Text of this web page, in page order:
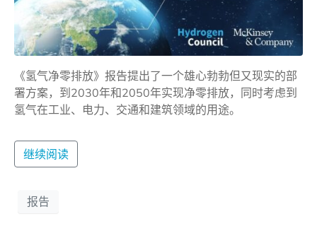
《氢气净零排放》报告提出了一个雄心勃勃但又现实的部
署方案，到2030年和2050年实现净零排放，同时考虑到
氢气在工业、电力、交通和建筑领域的用途。
继续阅读
报告